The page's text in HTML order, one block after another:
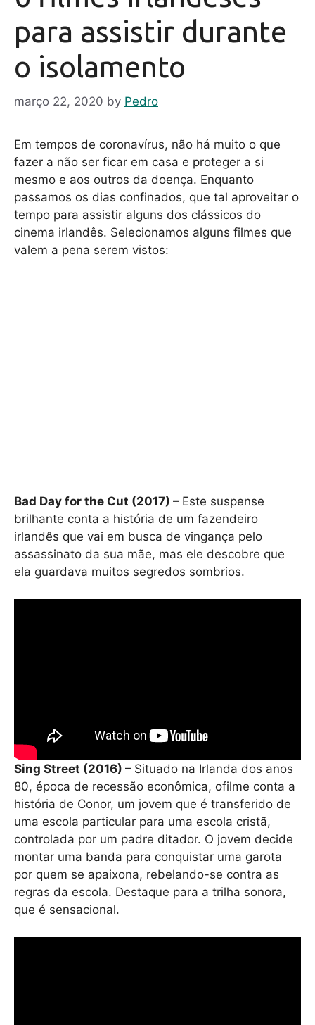
para assistir durante
o isolamento
março 22, 2020 by Pedro
Em tempos de coronavírus, não há muito o que
fazer a não ser ficar em casa e proteger a si
mesmo e aos outros da doença. Enquanto
passamos os dias confinados, que tal aproveitar o
tempo para assistir alguns dos clássicos do
cinema irlandês. Selecionamos alguns filmes que
valem a pena serem vistos:
Bad Day for the Cut (2017) – Este suspense
brilhante conta a história de um fazendeiro
irlandês que vai em busca de vingança pelo
assassinato da sua mãe, mas ele descobre que
ela guardava muitos segredos sombrios.
Sing Street (2016) – Situado na Irlanda dos anos
80, época de recessão econômica, ofilme conta a
história de Conor, um jovem que é transferido de
uma escola particular para uma escola cristã,
controlada por um padre ditador. O jovem decide
montar uma banda para conquistar uma garota
por quem se apaixona, rebelando-se contra as
regras da escola. Destaque para a trilha sonora,
que é sensacional.